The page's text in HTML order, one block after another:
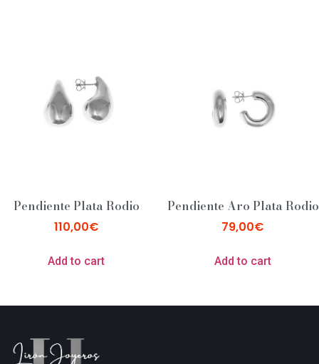
Pendiente Plata Rodio
110,00€
Add to cart
Pendiente Aro Plata Rodio
79,00€
Add to cart